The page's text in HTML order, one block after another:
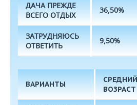
ДАЧА ПРЕЖДЕ
ВСЕГО ОТДЫХ
36,50%
ЗАТРУДНЯЮСЬ
ОТВЕТИТЬ
9,50%
ВАРИАНТЫ
СРЕДНИЙ
ВОЗРАСТ